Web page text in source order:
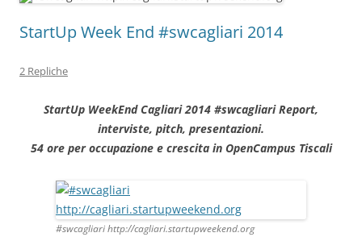
StartUp Week End #swcagliari 2014
2 Repliche
StartUp WeekEnd Cagliari 2014 #swcagliari Report,
interviste, pitch, presentazioni.
54 ore per occupazione e crescita in OpenCampus Tiscali
#swcagliari http://cagliari.startupweekend.org